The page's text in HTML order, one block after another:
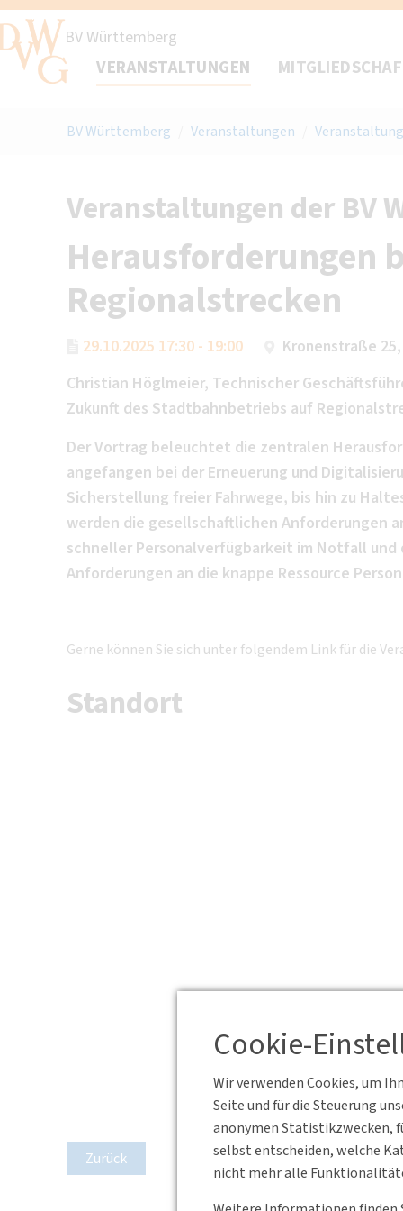
Cookie-
Wir verwenden Cookies, um
Seite und für die Steuerung
anonymen Statistikzwecken,
selbst entscheiden, welche
nicht mehr alle
BV Württemberg
VERANSTALTUNGEN
BV Württemberg Veranstaltungen
Veranstaltungen der BV
Herausforderungen
Regionalstrecken
29.10.2025 17:30 - 19:00 Kronenstraße
Christian Höglmeier, Technischer
Zukunft des Stadtbahnbetriebs auf
Der Vortrag beleuchtet die zentralen
angefangen bei der Erneuerung und
Sicherstellung freier Fahrwege, bis hin zu
werden die gesellschaftlichen Anforderungen
schneller Personalverfügbarkeit im Notfall und
Anforderungen an die knappe Ressource
Gerne können Sie sich unter folgendem Link für die
Standort
Zurück